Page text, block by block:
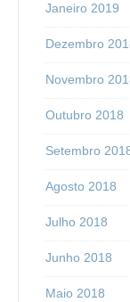
Janeiro 2019
Dezembro
Novembro
Outubro 2018
Setembro
Agosto 2018
Julho 2018
Junho 2018
Maio 2018